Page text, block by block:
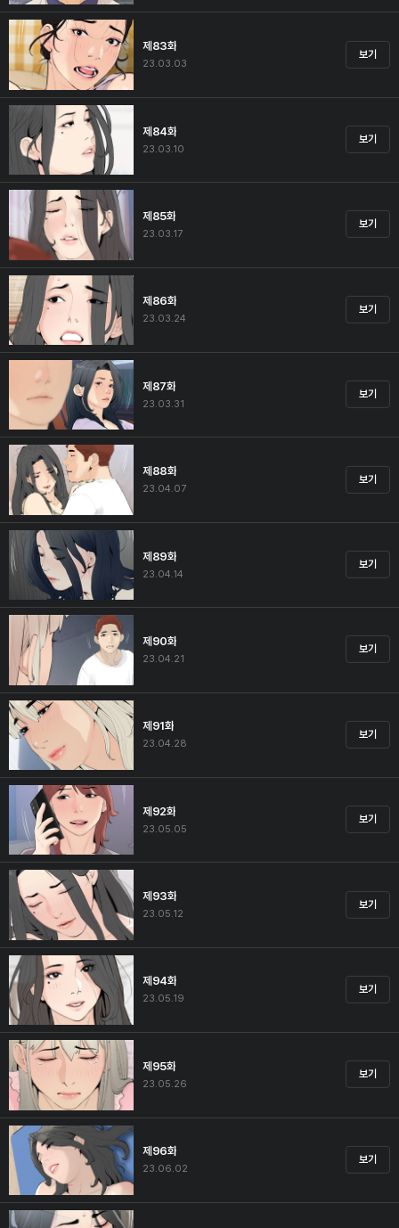
제83화
23.03.03
보기
제84화
23.03.10
보기
제85화
23.03.17
보기
제86화
23.03.24
보기
제87화
23.03.31
보기
제88화
23.04.07
보기
제89화
23.04.14
보기
제90화
23.04.21
보기
제91화
23.04.28
보기
제92화
23.05.05
보기
제93화
23.05.12
보기
제94화
23.05.19
보기
제95화
23.05.26
보기
제96화
23.06.02
보기